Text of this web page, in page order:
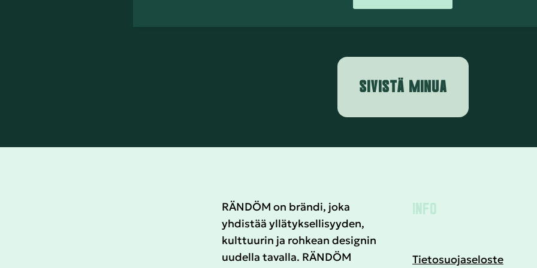
SIVISTÄ MINUA
RÄNDÖM on brändi, joka
yhdistää yllätyksellisyyden,
kulttuurin ja rohkean designin
uudella tavalla. RÄNDÖM
INFO
Tietosuojaseloste